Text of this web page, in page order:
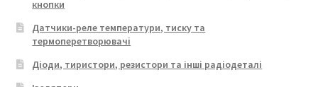
кнопки
Датчики-реле температури, тиску та
термоперетворювачі
Діоди, тиристори, резистори та інші радіодеталі